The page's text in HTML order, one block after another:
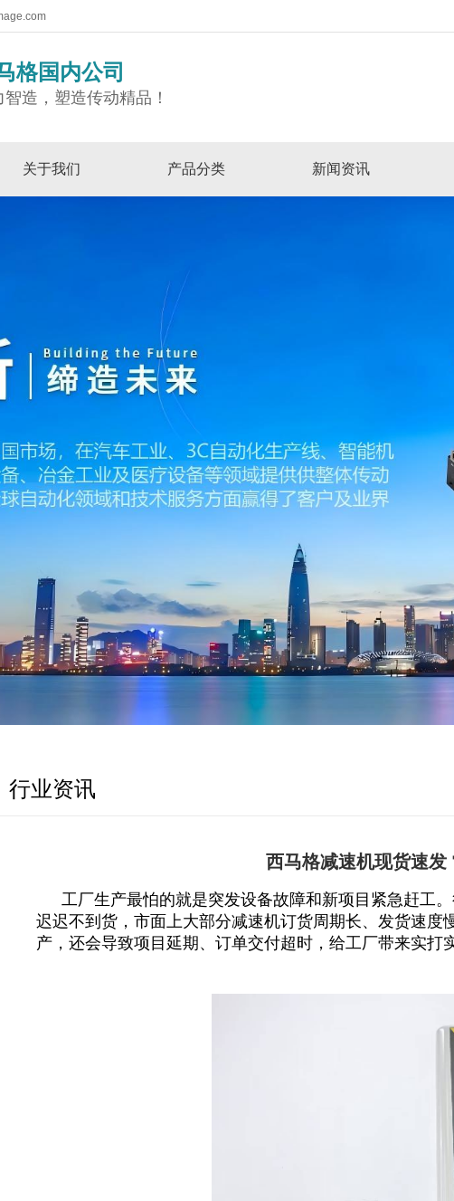
格国内公司
智造，塑造传动精品！
关于我们 产品分类 新闻资讯
行业资讯
西马格减速机现货速
工厂生产最怕的就是突发设备故障和新项目紧急赶工
迟迟不到货，市面上大部分减速机订货周期长、发货速
产，还会导致项目延期、订单交付超时，给工厂带来实打